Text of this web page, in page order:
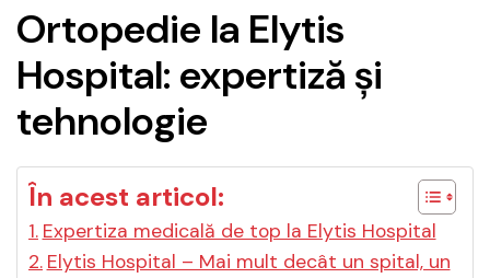
Ortopedie la Elytis
Hospital: expertiză și
tehnologie
În acest articol:
Expertiza medicală de top la Elytis Hospital
Elytis Hospital – Mai mult decât un spital, un